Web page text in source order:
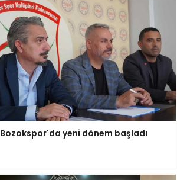
Bozokspor'da yeni dönem başladı